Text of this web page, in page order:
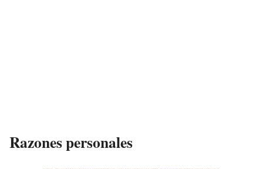
Razones personales